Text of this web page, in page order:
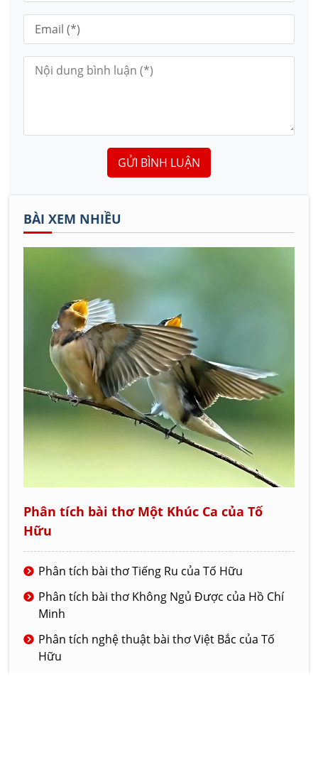
GỬI BÌNH LUẬN
BÀI XEM NHIỀU
Phân tích bài thơ Một Khúc Ca của Tố
Hữu
Phân tích bài thơ Tiếng Ru của Tố Hữu
Phân tích bài thơ Không Ngủ Được của Hồ Chí
Minh
Phân tích nghệ thuật bài thơ Việt Bắc của Tố
Hữu